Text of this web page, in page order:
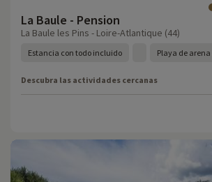
La Baule - Pension
La Baule les Pins - Loire-Atlantique (44)
Estancia con todo incluido Playa de arena
Descubra las actividades cercanas